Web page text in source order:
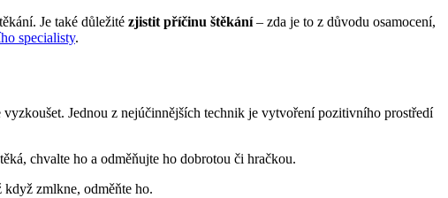
Je také důležité zjistit příčinu štěkání– zda je to z důvodu osamocení,
specialisty.
Jednou z nejúčinnějších technik je vytvoření pozitivního prostředí
chvalte ho a odměňujte ho dobrotou či hračkou.
když zmlkne, odměňte ho.